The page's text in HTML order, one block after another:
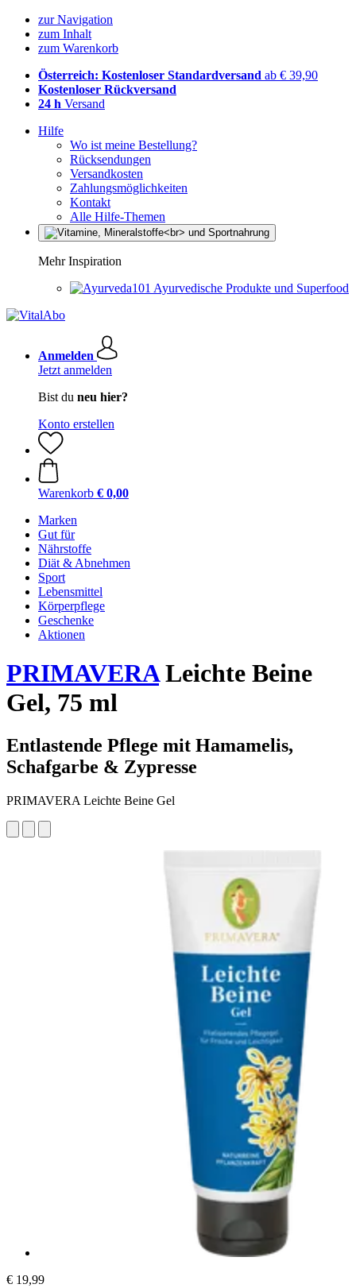
zur Navigation
zum Inhalt
zum Warenkorb
Österreich: Kostenloser Standardversand ab € 39,90
Kostenloser Rückversand
24 h Versand
Hilfe
Wo ist meine Bestellung?
Rücksendungen
Versandkosten
Zahlungsmöglichkeiten
Kontakt
Alle Hilfe-Themen
Mehr Inspiration
Ayurvedische Produkte und Superfood
Anmelden
Jetzt anmelden
Bist du neu hier?
Konto erstellen
Warenkorb € 0,00
Marken
Gut für
Nährstoffe
Diät & Abnehmen
Sport
Lebensmittel
Körperpflege
Geschenke
Aktionen
PRIMAVERALeichte Beine
Gel, 75 ml
Entlastende Pflege mit Hamamelis,
Schafgarbe & Zypresse
PRIMAVERA Leichte Beine Gel
€ 19,99